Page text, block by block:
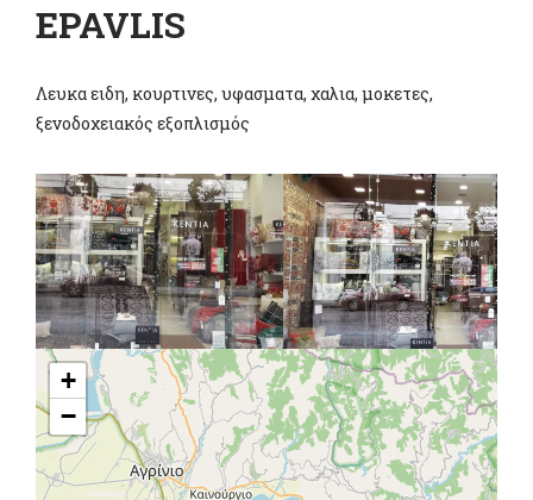
EPAVLIS
Λευκα ειδη, κουρτινες, υφασματα, χαλια, μοκετες,
ξενοδοχειακός εξοπλισμός
+
−